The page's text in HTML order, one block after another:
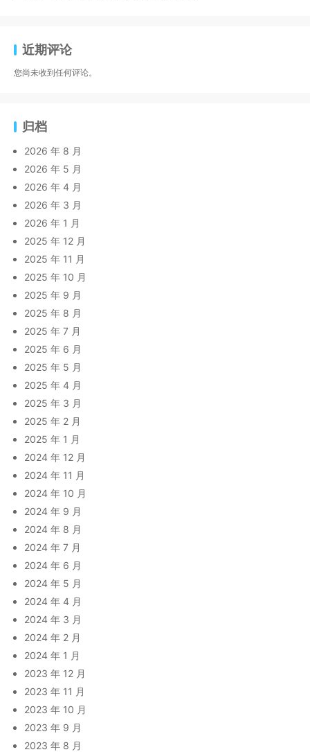
近期评论
您尚未收到任何评论。
归档
2026 年 8 月
2026 年 5 月
2026 年 4 月
2026 年 3 月
2026 年 1 月
2025 年 12 月
2025 年 11 月
2025 年 10 月
2025 年 9 月
2025 年 8 月
2025 年 7 月
2025 年 6 月
2025 年 5 月
2025 年 4 月
2025 年 3 月
2025 年 2 月
2025 年 1 月
2024 年 12 月
2024 年 11 月
2024 年 10 月
2024 年 9 月
2024 年 8 月
2024 年 7 月
2024 年 6 月
2024 年 5 月
2024 年 4 月
2024 年 3 月
2024 年 2 月
2024 年 1 月
2023 年 12 月
2023 年 11 月
2023 年 10 月
2023 年 9 月
2023 年 8 月